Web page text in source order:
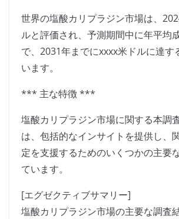
世界の塩酸カリプラジン市場は、
ルと評価され、予測期間中に年平均
で、2031年までにxxxx米ドルに達す
います。
*** 主な特徴 ***
塩酸カリプラジン市場に関する本調
は、包括的なインサイトを提供し、
定を支援するためのいくつかの主要
ています。
[エグゼクティブサマリー]
塩酸カリプラジン市場の主要な調査